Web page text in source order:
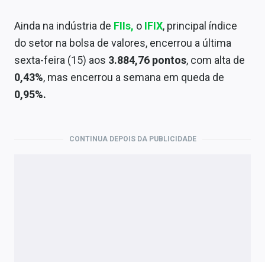
Ainda na indústria de FIIs, o IFIX, principal índice
do setor na bolsa de valores, encerrou a última
sexta-feira (15) aos 3.884,76 pontos, com alta de
0,43%, mas encerrou a semana em queda de
0,95%.
CONTINUA DEPOIS DA PUBLICIDADE